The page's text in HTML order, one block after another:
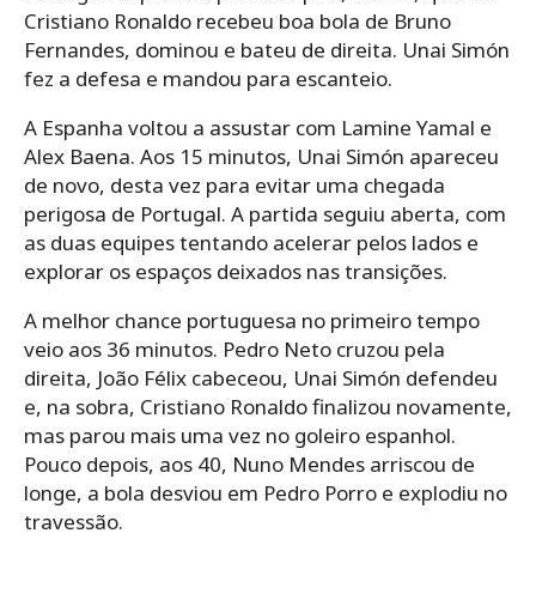
Cristiano Ronaldo recebeu boa bola de Bruno
Fernandes, dominou e bateu de direita. Unai Simón
fez a defesa e mandou para escanteio.
A Espanha voltou a assustar com Lamine Yamal e
Alex Baena. Aos 15 minutos, Unai Simón apareceu
de novo, desta vez para evitar uma chegada
perigosa de Portugal. A partida seguiu aberta, com
as duas equipes tentando acelerar pelos lados e
explorar os espaços deixados nas transições.
A melhor chance portuguesa no primeiro tempo
veio aos 36 minutos. Pedro Neto cruzou pela
direita, João Félix cabeceou, Unai Simón defendeu
e, na sobra, Cristiano Ronaldo finalizou novamente,
mas parou mais uma vez no goleiro espanhol.
Pouco depois, aos 40, Nuno Mendes arriscou de
longe, a bola desviou em Pedro Porro e explodiu no
travessão.